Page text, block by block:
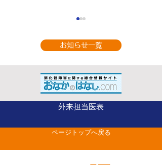
生がベストドクターズ
に選出されました
お知らせ一覧
外来担当医表
ページトップへ戻る